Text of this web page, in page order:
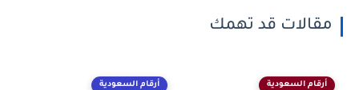
مقالات قد تهمك
أرقام السعودية أرقام السعودية